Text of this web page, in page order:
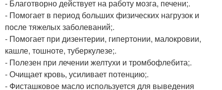
- Благотворно действует на работу мозга, печени;.
- Помогает в период больших физических нагрузок и
после тяжелых заболеваний;.
- Помогает при дизентерии, гипертонии, малокровии,
кашле, тошноте, туберкулезе;.
- Полезен при лечении желтухи и тромбофлебита;.
- Очищает кровь, усиливает потенцию;.
- Фисташковое масло используется для выведения